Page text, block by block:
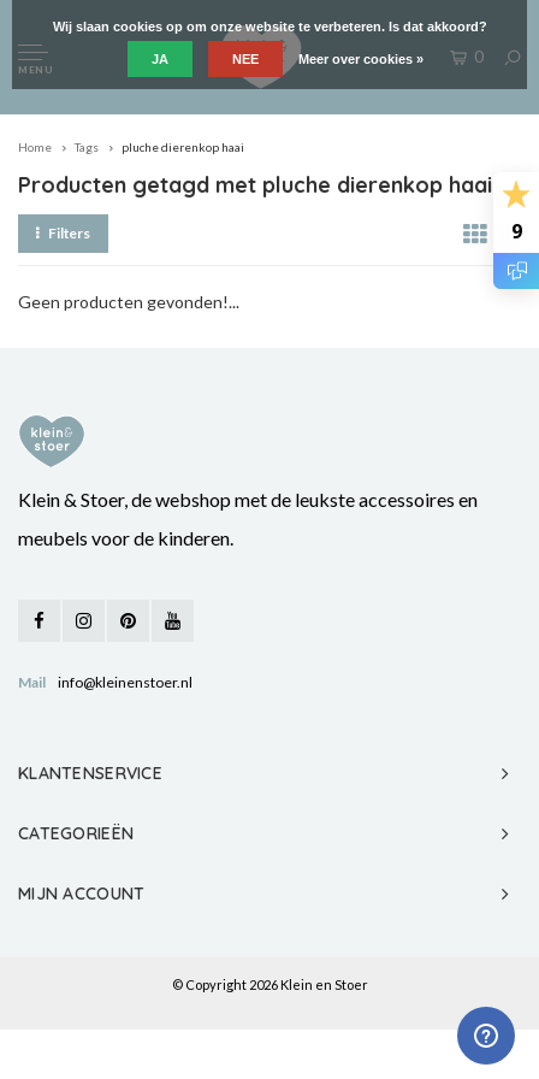
9
MENU
0
Home Tags pluche dierenkop haai
Producten getagd met pluche dierenkop haai
Filters
Geen producten gevonden!...
Klein & Stoer, de webshop met de leukste accessoires en
meubels voor de kinderen.
Mail info@kleinenstoer.nl
KLANTENSERVICE
CATEGORIEËN
MIJN ACCOUNT
© Copyright 2026 Klein en Stoer
Wij slaan cookies op om onze website te verbeteren. Is dat akkoord?
JA NEE Meer over cookies »